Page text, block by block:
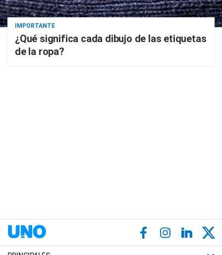
IMPORTANTE
¿Qué significa cada dibujo de las etiquetas
de la ropa?